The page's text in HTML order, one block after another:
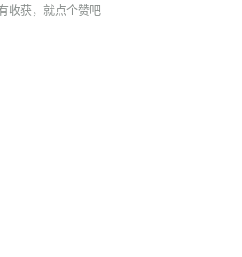
收获，就点个赞吧